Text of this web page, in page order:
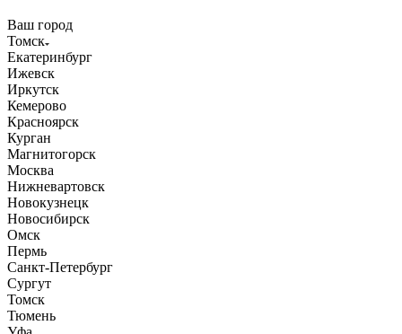
Ваш город
Томск
Екатеринбург
Ижевск
Иркутск
Кемерово
Красноярск
Курган
Магнитогорск
Москва
Нижневартовск
Новокузнецк
Новосибирск
Омск
Пермь
Санкт-Петербург
Сургут
Томск
Тюмень